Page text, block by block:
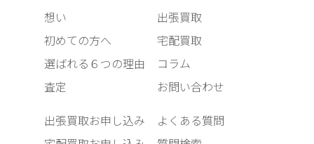
想い
初めての方へ
選ばれる６つの理由
査定
出張買取
宅配買取
コラム
お問い合わせ
出張買取お申し込み
よくある質問